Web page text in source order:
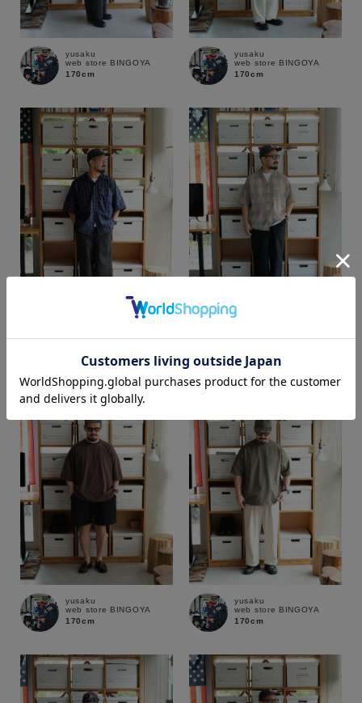
価格
商品タイプ
通常商品 予約商品
セール価格 WEB限定
在庫
yusaku
web store BINGOYA
170cm
yusaku
web store BINGOYA
170cm
yusaku
web store BINGOYA
170cm
yusaku
web store BINGOYA
170cm